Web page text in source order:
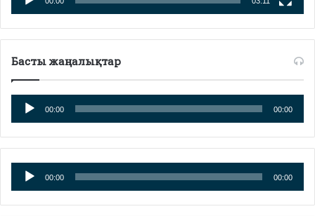
Басты жаңалықтар
Аудиоплеер
00:00 00:00
Аудиоплеер
00:00 00:00